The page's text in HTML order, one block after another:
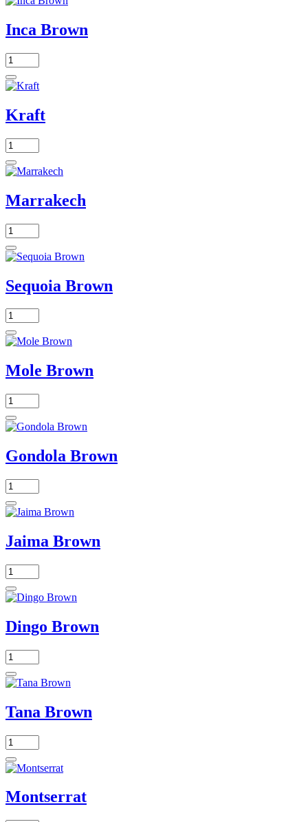
Inca Brown
Kraft
Marrakech
Sequoia Brown
Mole Brown
Gondola Brown
Jaima Brown
Dingo Brown
Tana Brown
Montserrat